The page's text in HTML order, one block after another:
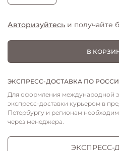
Авторизуйтесь и получайте
В
ЭКСПРЕСС-ДОСТАВКА ПО
Для оформления международной
экспресс-доставки курьером в
Петербургу и регионам
через менеджера.
ЭКСПРЕСС-